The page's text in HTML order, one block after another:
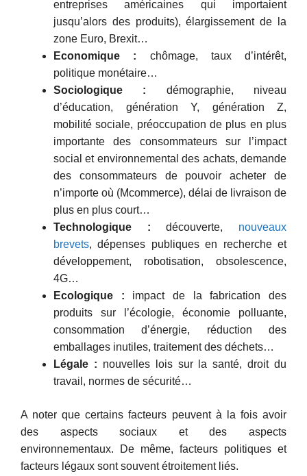
entreprises américaines qui importaient
jusqu’alors des produits), élargissement de la
zone Euro, Brexit…
Economique : chômage, taux d’intérêt,
politique monétaire…
Sociologique : démographie, niveau
d’éducation, génération Y, génération Z,
mobilité sociale, préoccupation de plus en plus
importante des consommateurs sur l’impact
social et environnemental des achats, demande
des consommateurs de pouvoir acheter de
n’importe où (Mcommerce), délai de livraison de
plus en plus court…
Technologique : découverte, nouveaux
brevets, dépenses publiques en recherche et
développement, robotisation, obsolescence,
4G…
Ecologique : impact de la fabrication des
produits sur l’écologie, économie polluante,
consommation d’énergie, réduction des
emballages inutiles, traitement des déchets…
Légale : nouvelles lois sur la santé, droit du
travail, normes de sécurité…
A noter que certains facteurs peuvent à la fois avoir
des aspects sociaux et des aspects
environnementaux. De même, facteurs politiques et
facteurs légaux sont souvent étroitement liés.